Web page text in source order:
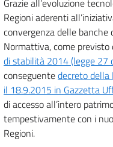
Regioni aderenti
convergenza delle
Normattiva, come previsto
di stabilità 2014 (legge 27
conseguentedecreto
il 18.9.2015 in Gazzetta
di accesso all’intero
tempestivamente con i
Regioni.